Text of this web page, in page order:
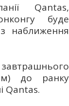
Qantas,
буде
наближення
до ранку
Qantas.